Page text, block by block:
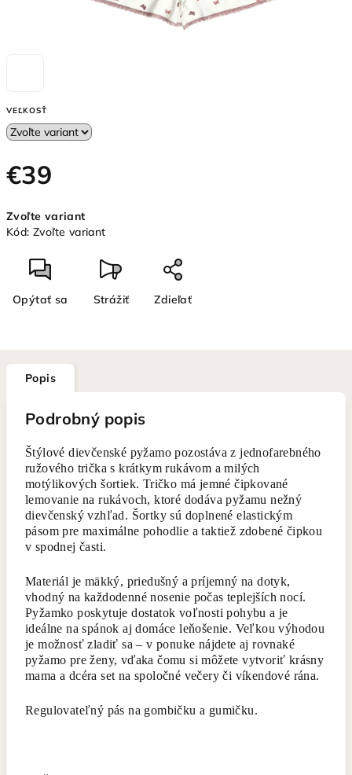
VEĽKOSŤ
€39
cena:
Zvoľte variant
Kód: Zvoľte variant
Opýtať sa Strážiť Zdieľať
Popis
Podrobný popis
Štýlové dievčenské pyžamo pozostáva z jednofarebného
ružového trička s krátkym rukávom a milých
motýlikových šortiek. Tričko má jemné čipkované
lemovanie na rukávoch, ktoré dodáva pyžamu nežný
dievčenský vzhľad. Šortky sú doplnené elastickým
pásom pre maximálne pohodlie a taktiež zdobené čipkou
v spodnej časti.
Materiál je mäkký, priedušný a príjemný na dotyk,
vhodný na každodenné nosenie počas teplejších nocí.
Pyžamko poskytuje dostatok voľnosti pohybu a je
ideálne na spánok aj domáce leňošenie. Veľkou výhodou
je možnosť zladiť sa – v ponuke nájdete aj rovnaké
pyžamo pre ženy, vďaka čomu si môžete vytvoriť krásny
mama a dcéra set na spoločné večery či víkendové rána.
Regulovateľný pás na gombičku a gumičku.